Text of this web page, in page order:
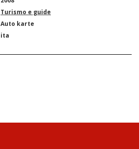
Turismo e guide
Auto karte
ita